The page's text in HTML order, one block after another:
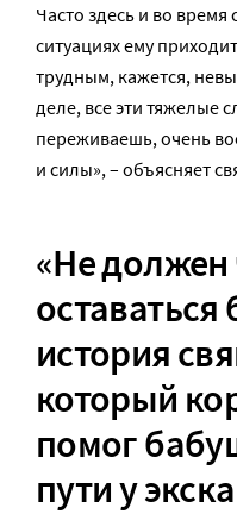
Часто здесь и во
ситуациях ему
трудным, кажется,
деле, все эти тяжелые
переживаешь, очень
и силы», – объясняет
«Не должен
оставаться
история
который
помог
пути у